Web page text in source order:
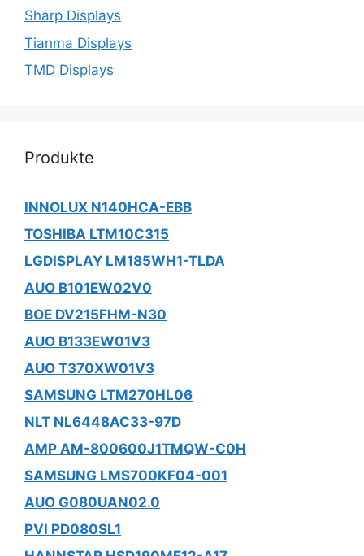
Sharp Displays
Tianma Displays
TMD Displays
Produkte
INNOLUX N140HCA-EBB
TOSHIBA LTM10C315
LGDISPLAY LM185WH1-TLDA
AUO B101EW02V0
BOE DV215FHM-N30
AUO B133EW01V3
AUO T370XW01V3
SAMSUNG LTM270HL06
NLT NL6448AC33-97D
AMP AM-800600J1TMQW-C0H
SAMSUNG LMS700KF04-001
AUO G080UAN02.0
PVI PD080SL1